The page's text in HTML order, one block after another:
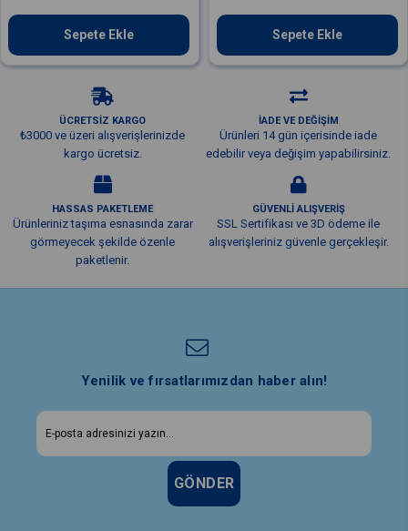
Sepete Ekle Sepete Ekle
ÜCRETSİZ KARGO
₺3000 ve üzeri alışverişlerinizde
kargo ücretsiz.
İADE VE DEĞİŞİM
Ürünleri 14 gün içerisinde iade
edebilir veya değişim yapabilirsiniz.
HASSAS PAKETLEME
Ürünleriniz taşıma esnasında zarar
görmeyecek şekilde özenle
paketlenir.
GÜVENLİ ALIŞVERİŞ
SSL Sertifikası ve 3D ödeme ile
alışverişleriniz güvenle gerçekleşir.
Yenilik ve fırsatlarımızdan haber alın!
GÖNDER